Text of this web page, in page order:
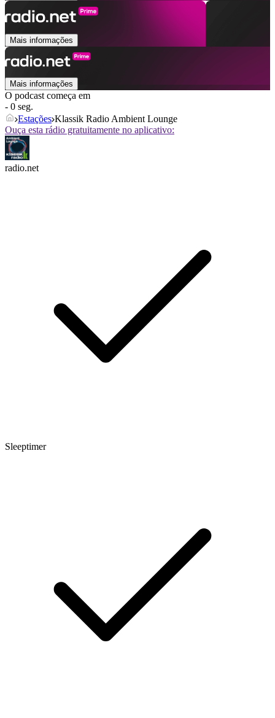
Mais informações
Mais informações
O podcast começa em
- 0 seg.
Estações Klassik Radio Ambient Lounge
Ouça esta rádio gratuitamente no aplicativo:
radio.net
Sleeptimer